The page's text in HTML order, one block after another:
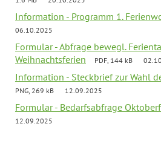
Information - Programm 1.
06.10.2025
Formular - Abfrage bewegl.
Weihnachtsferien
PDF, 144 kB
Information - Steckbrief zur Wahl
PNG, 269 kB 12.09.2025
Formular - Bedarfsabfrage
12.09.2025